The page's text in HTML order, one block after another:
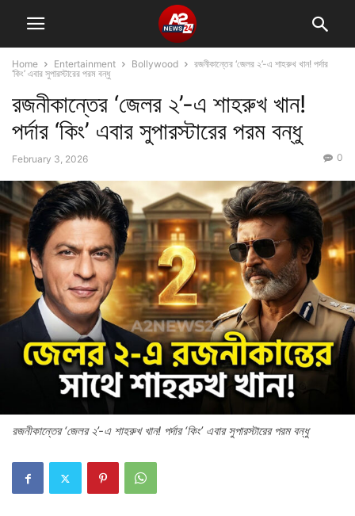
Home Entertainment Bollywood
রজনীকান্তের ‘জেলর ২’-এ শাহরুখ খান! পর্দার
‘কিং’ এবার সুপারস্টারের পরম বন্ধু
রজনীকান্তের ‘জেলর ২’-এ শাহরুখ খান!
পর্দার ‘কিং’ এবার সুপারস্টারের পরম বন্ধু
February 3, 2026 0
রজনীকান্তের ‘জেলর ২’-এ শাহরুখ খান! পর্দার ‘কিং’ এবার সুপারস্টারের পরম বন্ধু